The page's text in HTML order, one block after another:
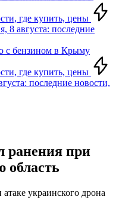
где купить, цены
8 августа: последние
с бензином в Крыму
где купить, цены
последние новости,
ранения при
область
украинского дрона